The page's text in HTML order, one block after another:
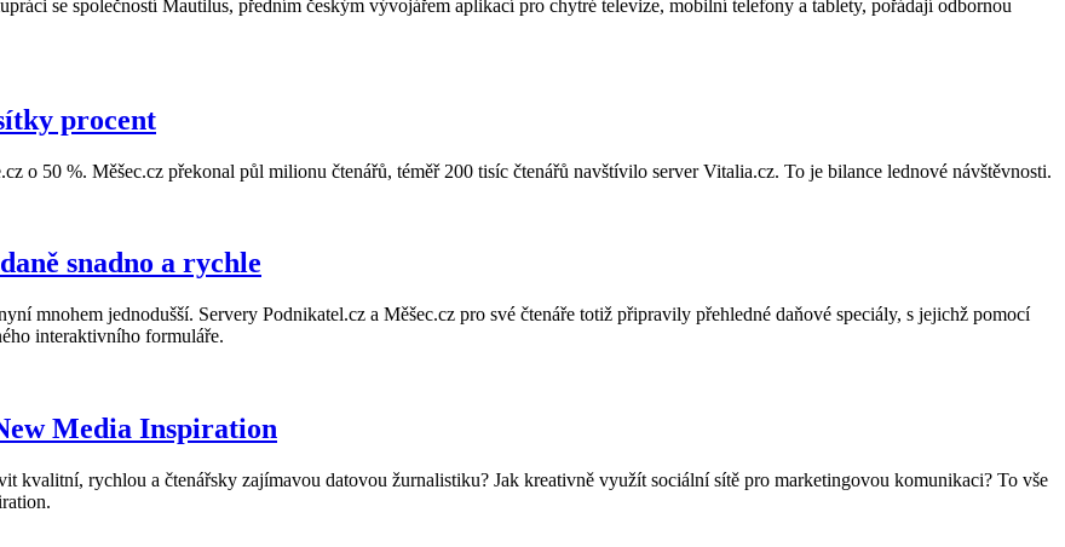
se společností Mautilus, předním českým vývojářem aplikací pro chytré televize, mobilní telefony a tablety, pořádají odbornou
procent
o 50 %. Měšec.cz překonal půl milionu čtenářů, téměř 200 tisíc čtenářů navštívilo server Vitalia.cz. To je bilance lednové návštěvnosti.
snadno a rychle
mnohem jednodušší. Servery Podnikatel.cz a Měšec.cz pro své čtenáře totiž připravily přehledné daňové speciály, s jejichž pomocí
interaktivního formuláře.
Media Inspiration
kvalitní, rychlou a čtenářsky zajímavou datovou žurnalistiku? Jak kreativně využít sociální sítě pro marketingovou komunikaci? To vše